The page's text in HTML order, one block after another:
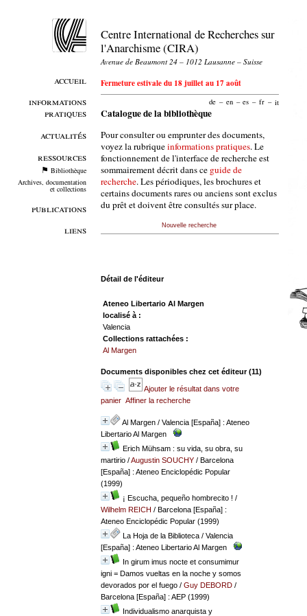
accueil
informations
pratiques
actualités
ressources
Bibliothèque
Archives, documentation
et collections
publications
liens
Centre International de Recherches sur
l'Anarchisme (CIRA)
Avenue de Beaumont 24 – 1012 Lausanne – Suisse
Fermeture estivale du 18 juillet au 17 août
de – en – es – fr – it
Catalogue de la bibliothèque
Pour consulter ou emprunter des documents,
voyez la rubriqueinformations pratiques. Le
fonctionnement de l'interface de recherche est
sommairement décrit dans ce guide de
recherche. Les périodiques, les brochures et
certains documents rares ou anciens sont exclus
du prêt et doivent être consultés sur place.
Nouvelle recherche
Détail de l'éditeur
Ateneo Libertario Al Margen
localisé à :
Valencia
Collections rattachées :
Al Margen
Documents disponibles chez cet éditeur (11)
Ajouter le résultat dans votre
panier Affiner la recherche
Al Margen/ Valencia [España] : Ateneo
Libertario Al Margen
Erich Mühsam : su vida, su obra, su
martirio/Augustin SOUCHY/ Barcelona
[España] : Ateneo Enciclopédic Popular
(1999)
¡ Escucha, pequeño hombrecito ! /
Wilhelm REICH / Barcelona [España] :
Ateneo Enciclopédic Popular (1999)
La Hoja de la Biblioteca/ Valencia
[España] : Ateneo Libertario Al Margen
In girum imus nocte et consumimur
igni = Damos vueltas en la noche y somos
devorados por el fuego/ Guy DEBORD/
Barcelona [España] : AEP (1999)
Individualismo anarquista y